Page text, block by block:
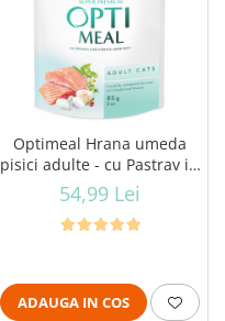
Optimeal Hrana umeda
pisici adulte - cu Pastrav in
sos, set 12*0,085kg
54,99 Lei
ADAUGA IN COS